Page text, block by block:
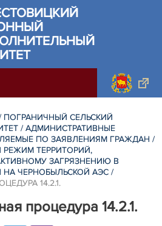
ПОГРАНИЧНЫЙ СЕЛЬСКИЙ
/ АДМИНИСТРАТИВНЫЕ
ПО ЗАЯВЛЕНИЯМ ГРАЖДАН /
ТЕРРИТОРИЙ,
ЗАГРЯЗНЕНИЮ В
НА ЧЕРНОБЫЛЬСКОЙ АЭС /
14.2.1.
процедура 14.2.1.